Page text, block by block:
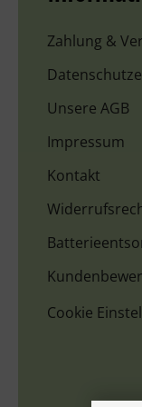
Zahlung &
Unsere AGB
Impressum
Kontakt
Cookie